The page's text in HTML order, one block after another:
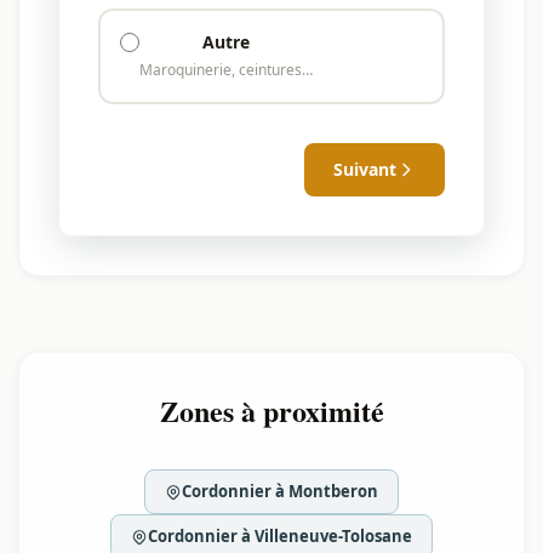
Autre
Maroquinerie, ceintures…
Suivant
Zones à proximité
Cordonnier à Montberon
Cordonnier à Villeneuve-Tolosane